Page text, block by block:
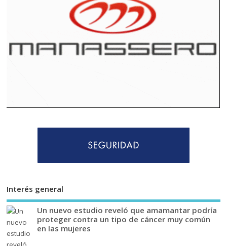
Interés general
Un nuevo estudio reveló que amamantar podría
proteger contra un tipo de cáncer muy común
en las mujeres